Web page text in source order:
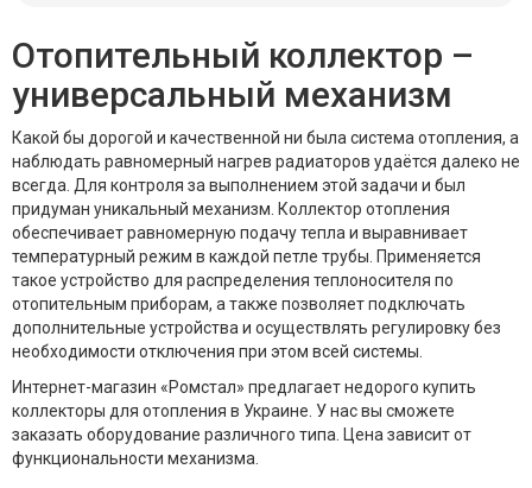
Отопительный коллектор –
универсальный механизм
Какой бы дорогой и качественной ни была система отопления, а
наблюдать равномерный нагрев радиаторов удаётся далеко не
всегда. Для контроля за выполнением этой задачи и был
придуман уникальный механизм. Коллектор отопления
обеспечивает равномерную подачу тепла и выравнивает
температурный режим в каждой петле трубы. Применяется
такое устройство для распределения теплоносителя по
отопительным приборам, а также позволяет подключать
дополнительные устройства и осуществлять регулировку без
необходимости отключения при этом всей системы.
Интернет-магазин «Ромстал» предлагает недорого купить
коллекторы для отопления в Украине. У нас вы сможете
заказать оборудование различного типа. Цена зависит от
функциональности механизма.